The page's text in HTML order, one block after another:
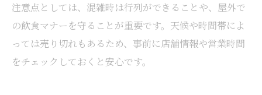
注意点としては、混雑時は行列ができることや、屋外で
の飲食マナーを守ることが重要です。天候や時間帯によ
っては売り切れもあるため、事前に店舗情報や営業時間
をチェックしておくと安心です。